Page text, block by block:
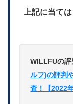
上記に当て
WILLFUの評
ルフ)の評判
査！【2022